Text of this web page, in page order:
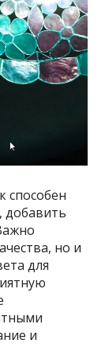
способен
добавить
но и
для
и